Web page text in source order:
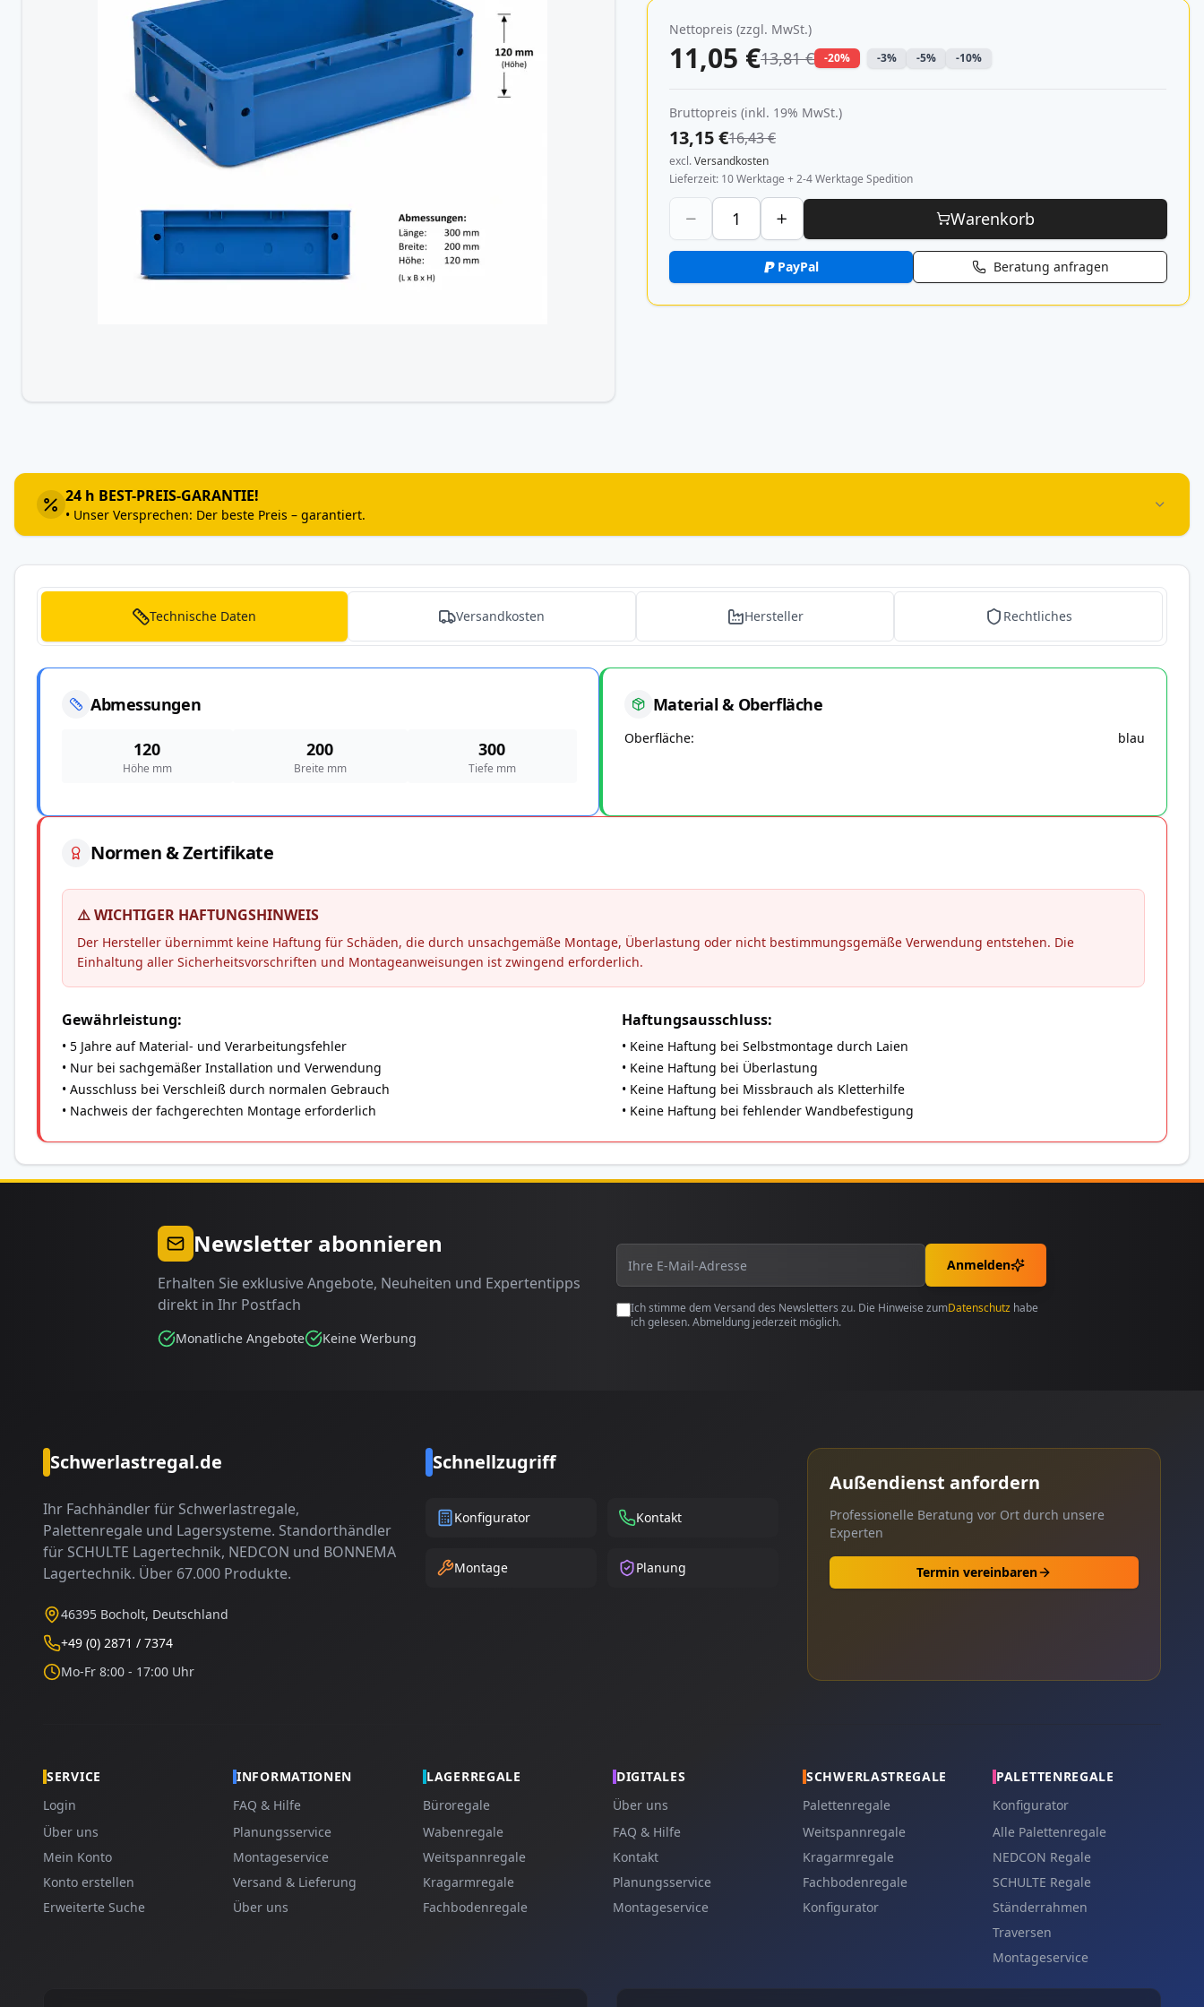
Bildergalerie
springen
Nettopreis (zzgl. MwSt.)
11,05 €13,81 € -20% -3% -5% -10%
Bruttopreis (inkl. 19% MwSt.)
13,15 €16,43 €
excl.Versandkosten
Lieferzeit 10 Werktage + 2-4 Werktage Spedition
Warenkorb
PayPal Beratung anfragen
24 h BEST-PREIS-GARANTIE!
• Unser Versprechen: Der beste Preis – garantiert.
Technische Daten Versandkosten Hersteller Rechtliches
Abmessungen
120
Höhe mm
200
Breite mm
300
Tiefe mm
Material & Oberfläche
Oberfläche blau
Normen & Zertifikate
⚠️ WICHTIGER HAFTUNGSHINWEIS
Der Hersteller übernimmt keine Haftung für Schäden, die durch unsachgemäße Montage, Überlastung oder nicht bestimmungsgemäße Verwendung entstehen. Die
Einhaltung aller Sicherheitsvorschriften und Montageanweisungen ist zwingend erforderlich.
Gewährleistung:
• 5 Jahre auf Material- und Verarbeitungsfehler
• Nur bei sachgemäßer Installation und Verwendung
• Ausschluss bei Verschleiß durch normalen Gebrauch
• Nachweis der fachgerechten Montage erforderlich
Haftungsausschluss:
• Keine Haftung bei Selbstmontage durch Laien
• Keine Haftung bei Überlastung
• Keine Haftung bei Missbrauch als Kletterhilfe
• Keine Haftung bei fehlender Wandbefestigung
Newsletter abonnieren
Erhalten Sie exklusive Angebote, Neuheiten und Expertentipps
direkt in Ihr Postfach
Monatliche Angebote Keine Werbung
Anmelden
Ich stimme dem Versand des Newsletters zu. Die Hinweise zumDatenschutz habe
ich gelesen. Abmeldung jederzeit möglich.
Schwerlastregal.de
Ihr Fachhändler für Schwerlastregale,
Palettenregale und Lagersysteme. Standorthändler
für SCHULTE Lagertechnik, NEDCON und BONNEMA
Lagertechnik. Über 67.000 Produkte.
46395 Bocholt, Deutschland
+49 (0) 2871 / 7374
Mo-Fr 8:00 - 17:00 Uhr
Schnellzugriff
Konfigurator Kontakt
Montage Planung
Außendienst anfordern
Professionelle Beratung vor Ort durch unsere
Experten
Termin vereinbaren
SERVICE
Login
Über uns
Mein Konto
Konto erstellen
Erweiterte Suche
INFORMATIONEN
FAQ & Hilfe
Planungsservice
Montageservice
Versand & Lieferung
Über uns
LAGERREGALE
Büroregale
Wabenregale
Weitspannregale
Kragarmregale
Fachbodenregale
DIGITALES
Über uns
FAQ & Hilfe
Kontakt
Planungsservice
Montageservice
SCHWERLASTREGALE
Palettenregale
Weitspannregale
Kragarmregale
Fachbodenregale
Konfigurator
PALETTENREGALE
Konfigurator
Alle Palettenregale
NEDCON Regale
SCHULTE Regale
Ständerrahmen
Traversen
Montageservice